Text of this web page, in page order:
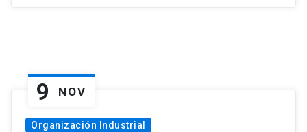
9 NOV
Organización Industrial